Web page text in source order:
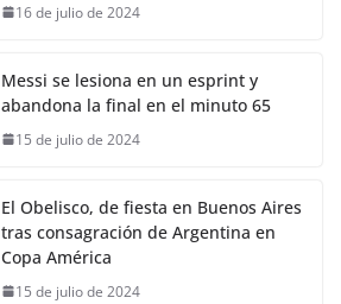
16 de julio de 2024
Messi se lesiona en un esprint y
abandona la final en el minuto 65
15 de julio de 2024
El Obelisco, de fiesta en Buenos Aires
tras consagración de Argentina en
Copa América
15 de julio de 2024